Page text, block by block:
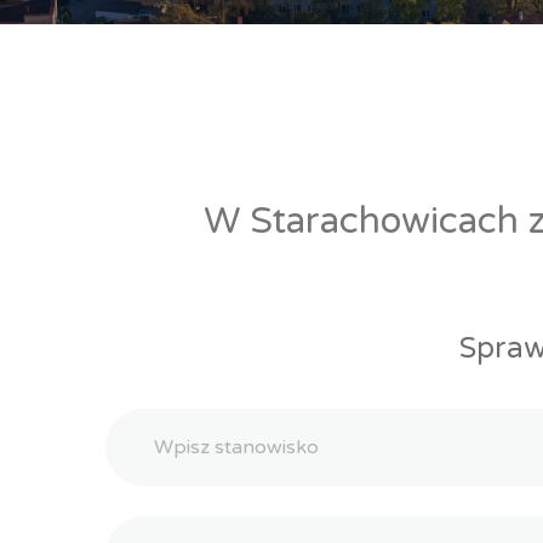
W Starachowicach